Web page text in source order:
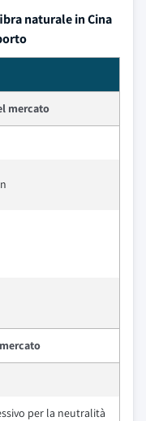
naturale in Cina
mercato
per la neutralità